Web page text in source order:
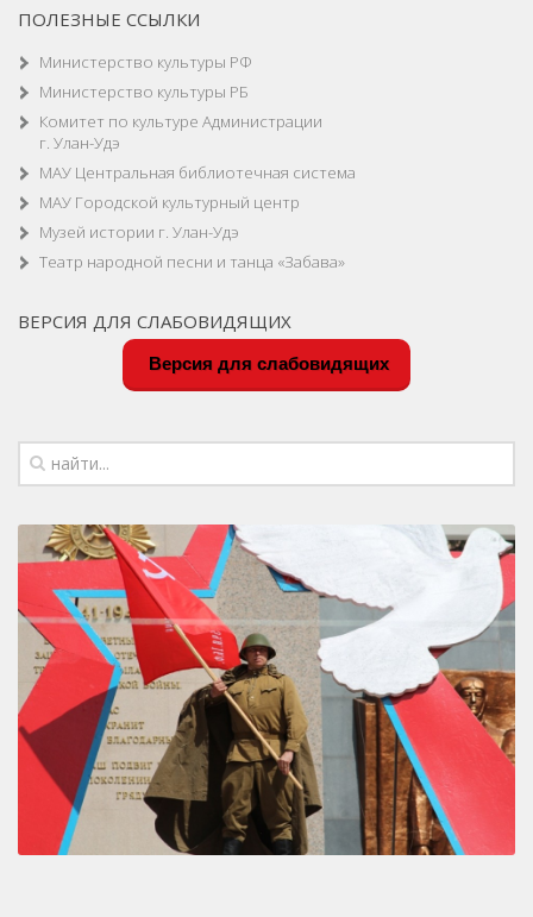
ПОЛЕЗНЫЕ ССЫЛКИ
Министерство культуры РФ
Министерство культуры РБ
Комитет по культуре Администрации
г. Улан-Удэ
МАУ Центральная библиотечная система
МАУ Городской культурный центр
Музей истории г. Улан-Удэ
Театр народной песни и танца «Забава»
ВЕРСИЯ ДЛЯ СЛАБОВИДЯЩИХ
Версия для слабовидящих